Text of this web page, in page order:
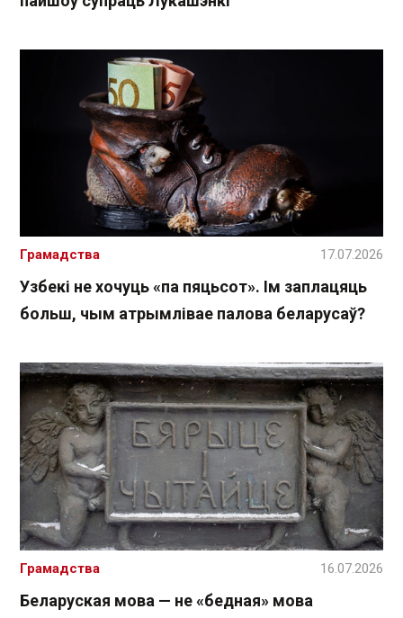
Узбекі не хочуць «па пяцьсот». Ім заплацяць
больш, чым атрымлівае палова беларусаў?
Грамадства 17.07.2026
Беларуская мова — не «бедная» мова
Грамадства 16.07.2026